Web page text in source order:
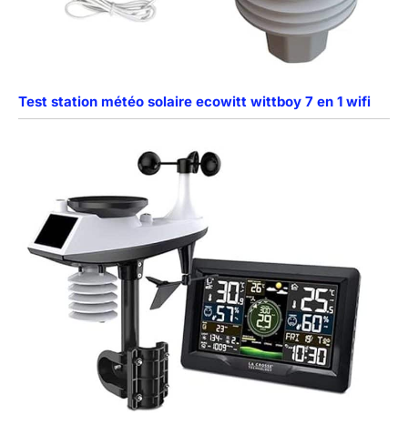
Test station météo solaire ecowitt wittboy 7 en 1 wifi